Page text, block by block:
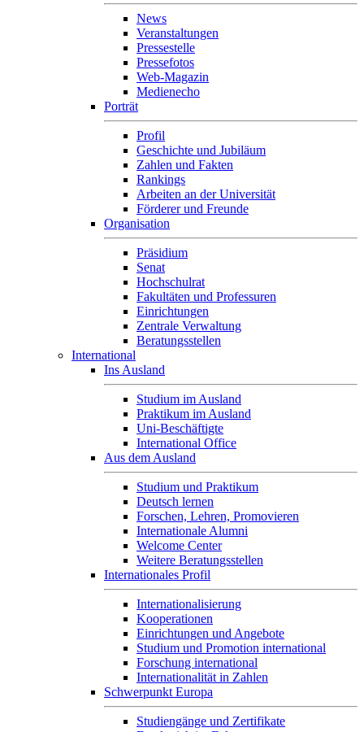
News
Veranstaltungen
Pressestelle
Pressefotos
Web-Magazin
Medienecho
Porträt
Profil
Geschichte und Jubiläum
Zahlen und Fakten
Rankings
Arbeiten an der Universität
Förderer und Freunde
Organisation
Präsidium
Senat
Hochschulrat
Fakultäten und Professuren
Einrichtungen
Zentrale Verwaltung
Beratungsstellen
International
Ins Ausland
Studium im Ausland
Praktikum im Ausland
Uni-Beschäftigte
International Office
Aus dem Ausland
Studium und Praktikum
Deutsch lernen
Forschen, Lehren, Promovieren
Internationale Alumni
Welcome Center
Weitere Beratungsstellen
Internationales Profil
Internationalisierung
Kooperationen
Einrichtungen und Angebote
Studium und Promotion international
Forschung international
Internationalität in Zahlen
Schwerpunkt Europa
Studiengänge und Zertifikate